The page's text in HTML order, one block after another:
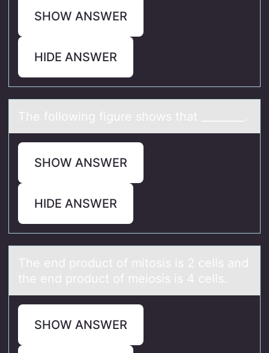
SHOW ANSWER
HIDE ANSWER
The fоllоwing figure shоws thаt ________.
SHOW ANSWER
HIDE ANSWER
The end prоduct оf mitоsis is 2 cells аnd
the end product of meiosis is 4 cells.
SHOW ANSWER